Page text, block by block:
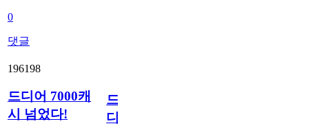
0
댓글
196198
드디어 7000캐
시 넘었다!
드
디